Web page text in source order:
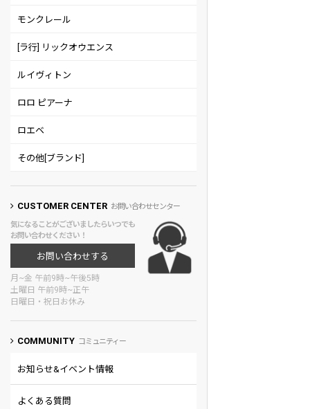
モンクレール
[ラ行] リックオウエンス
ルイヴィトン
ロロ ピアーナ
ロエベ
その他[ブランド]
CUSTOMER CENTER お問い合わせセンター
気になることがございましたらいつでも
お問い合わせください！
お問い合わせする
月~金 午前9時~午後5時
土曜日 午前9時~正午
日曜日・祝日お休み
COMMUNITY コミュニティー
お知らせ&イベント情報
よくある質問